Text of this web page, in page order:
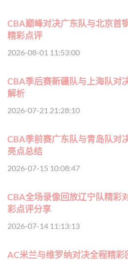
CBA巅峰对决广东队与北京首
精彩点评
2026-08-01 11:53:00
CBA季后赛新疆队与上海队对
解析
2026-07-21 21:28:10
CBA季前赛广东队与青岛队对
亮点总结
2026-07-15 10:08:47
CBA全场录像回放辽宁队精彩
彩点评分享
2026-07-14 11:13:13
AC米兰与维罗纳对决全程精